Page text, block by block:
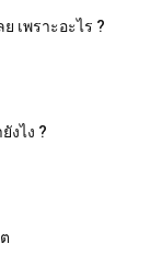
เพราะอะไร ?
งไง ?